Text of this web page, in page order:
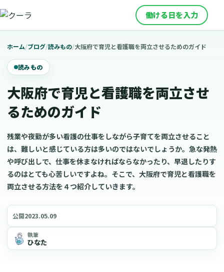
働ける日を入力
ホーム/ブログ/読みもの/大阪府で育児と看護職を両立させるためのガイド
読みもの
大阪府で育児と看護職を両立させ
るためのガイド
残業や夜勤が多い看護の仕事をしながら子育てを両立させること
は、難しいと感じている方は多いのではないでしょうか。急な発熱
や呼び出しで、仕事を休まなければならなかったり、早退したりす
るのはとても心苦しいですよね。そこで、大阪府で育児と看護職を
両立させる方法を４つ紹介していきます。
公開2023.05.09
執筆
ひなた